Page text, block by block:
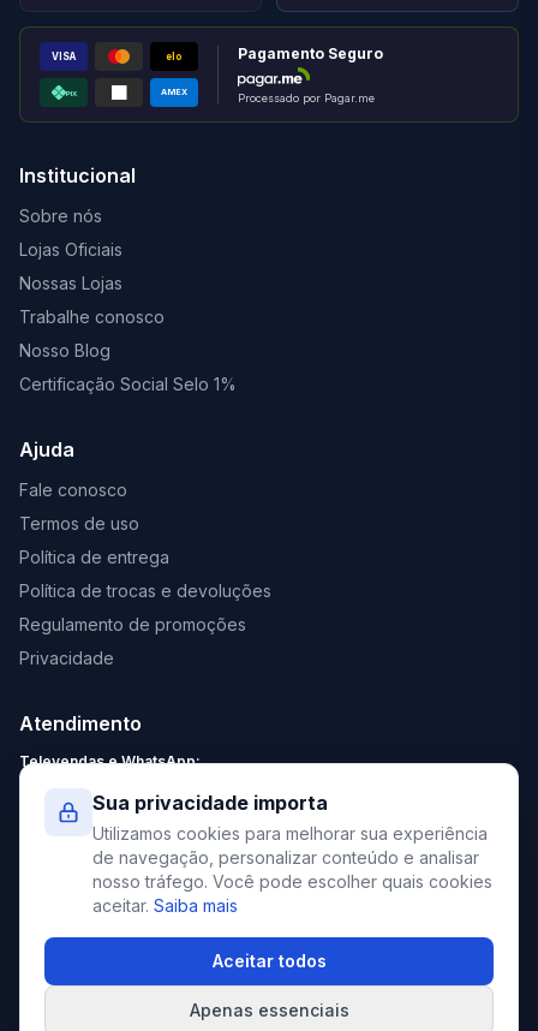
VISA elo
PIX AMEX
Pagamento Seguro
Processado por Pagar.me
Institucional
Sobre nós
Lojas Oficiais
Nossas Lojas
Trabalhe conosco
Nosso Blog
Certificação Social Selo 1%
Ajuda
Fale conosco
Termos de uso
Política de entrega
Política de trocas e devoluções
Regulamento de promoções
Privacidade
Atendimento
Televendas e WhatsApp:
Sábado: 9:00 - 13:00
contato@elevato.com.br
+55 51 4042-9413
Sua privacidade importa
Utilizamos cookies para melhorar sua experiência
de navegação, personalizar conteúdo e analisar
nosso tráfego. Você pode escolher quais cookies
aceitar. Saiba mais
Aceitar todos
Apenas essenciais